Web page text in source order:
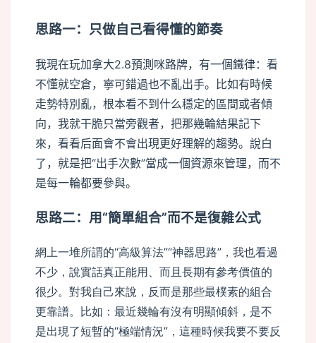
思路一：只做自己看得懂的節奏
我現在玩加拿大2.8預測咪路牌，有一個鐵律：看
不懂就空倉，寧可錯過也不亂出手。比如有時候
走勢特別亂，根本看不到什么穩定的區間或者傾
向，我就干脆只當旁觀者，把那幾輪結果記下
來，看看后面會不會出現更好理解的趨勢。說白
了，就是把“出手次數”當成一個資源來管理，而不
是每一輪都要參與。
思路二：用“簡單組合”而不是復雜公式
網上一堆所謂的“高級算法”“神器思路”，我也看過
不少，說實話真正能用、而且長期有參考價值的
很少。對我自己來說，反而是那些最樸素的組合
更靠譜。比如：最近幾輪有沒有明顯傾斜，是不
是出現了短暫的“極端情況”，這種時候我要不要反